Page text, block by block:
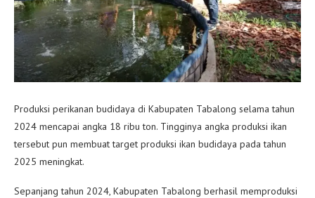
Produksi perikanan budidaya di Kabupaten Tabalong selama tahun
2024 mencapai angka 18 ribu ton. Tingginya angka produksi ikan
tersebut pun membuat target produksi ikan budidaya pada tahun
2025 meningkat.
Sepanjang tahun 2024, Kabupaten Tabalong berhasil memproduksi